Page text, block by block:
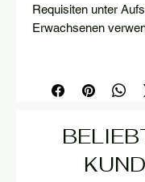
Requisiten unter
Erwachsenen